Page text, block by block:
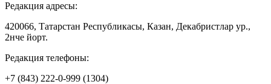
Редакция адресы:
420066, Татарстан Республикасы, Казан, Декабристлар ур.,
2нче йорт.
Редакция телефоны:
+7 (843) 222-0-999 (1304)